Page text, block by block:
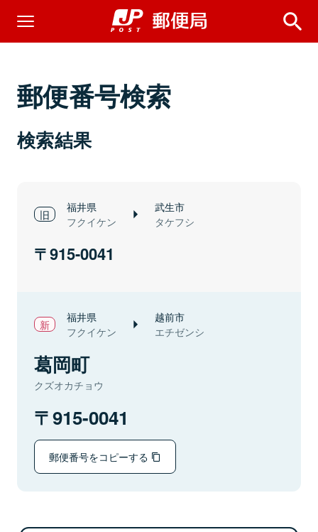
郵便番号検索
検索結果
福井県
フクイケン
武生市
タケフシ
915-0041
福井県
フクイケン
越前市
エチゼンシ
葛岡町
クズオカチョウ
915-0041
郵便番号をコピーする